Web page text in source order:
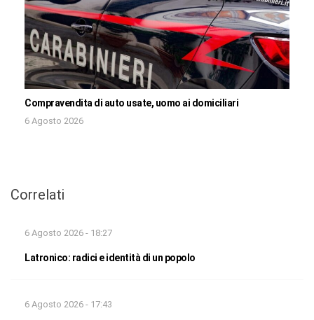
Compravendita di auto usate, uomo ai domiciliari
6 Agosto 2026
Correlati
6 Agosto 2026 - 18:27
Latronico: radici e identità di un popolo
6 Agosto 2026 - 17:43